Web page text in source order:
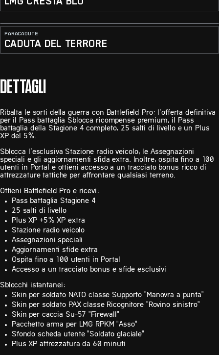
PARACADUTE
CADUTA DEL TERRORE
DETTAGLI
Ribalta le sorti della guerra con Battlefield Pro: l'offerta definitiva
per il Pass battaglia Sblocca ricompense premium, il Pass
battaglia della Stagione 4 completo, 25 salti di livello e un Plus
XP del 5%.
Sblocca l'esclusiva Stazione radio veicolo, le Assegnazioni
speciali e gli aggiornamenti sfida extra. Inoltre, ospita fino a 100
utenti in Portal e ottieni accesso a un tracciato bonus ricco di
attrezzature tattiche per affrontare qualsiasi terreno.
Ottieni Battlefield Pro e ricevi:
Pass battaglia Stagione 4
25 salti di livello
Plus XP +5% XP extra
Stazione radio veicolo
Assegnazioni speciali
Aggiornamenti sfide extra
Ospita fino a 100 utenti in Portal
Accesso a un tracciato bonus e sfide esclusivi
Sblocchi istantanei:
Skin per soldato NATO classe Supporto "Manovra a punta"
Skin per soldato PAX classe Ricognitore "Rovino sinistro"
Skin per caccia Su-57 "Firewall"
Pacchetto arma per LMG RPKM "Asso"
Sfondo scheda utente "Soldato glaciale"
Plus XP attrezzatura da 60 minuti